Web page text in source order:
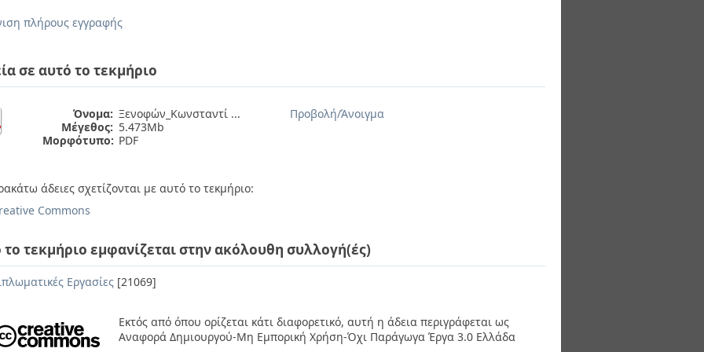
πλήρους εγγραφής
σε αυτό το τεκμήριο
Όνομα: Ξενοφών_Κωνσταντί ...
Μέγεθος: 5.473Mb
Μορφότυπο: PDF
Προβολή/Άνοιγμα
άδειες σχετίζονται με αυτό το τεκμήριο:
Commons
το τεκμήριο εμφανίζεται στην ακόλουθη συλλογή(ές)
Εργασίες [21069]
Εκτός από όπου ορίζεται κάτι διαφορετικό, αυτή η άδεια περιγράφεται ως
Αναφορά Δημιουργού-Μη Εμπορική Χρήση-Όχι Παράγωγα Έργα 3.0 Ελλάδα